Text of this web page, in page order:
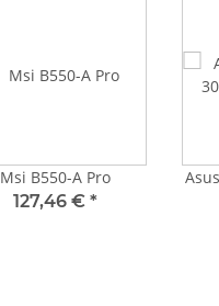
Msi B550-A Pro
127,46 € *